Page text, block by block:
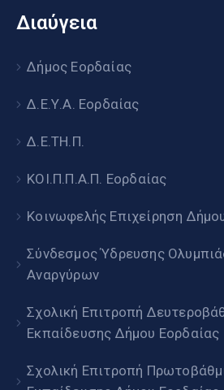
Διαύγεια
Δήμος Εορδαίας
Δ.Ε.Υ.Α. Εορδαίας
Δ.Ε.ΤΗ.Π.
ΚΟΙ.Π.Π.Α.Π. Εορδαίας
Κοινωφελής Επιχείρηση
Σύνδεσμος Ύδρευσης
Αναργύρων
Σχολική Επιτροπή
Εκπαίδευσης Δήμου Εορδαίας
Σχολική Επιτροπή